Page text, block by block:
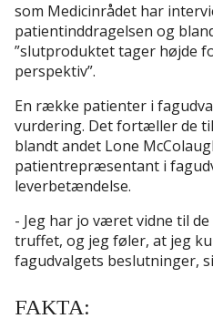
som Medicinrådet har
patientinddragelsen og
”slutproduktet tager højde
perspektiv”.
En række patienter i
vurdering. Det fortæller de
blandt andet Lone
patientrepræsentant i
leverbetændelse.
- Jeg har jo været vidne til
truffet, og jeg føler, at jeg
fagudvalgets beslutninger,
FAKTA: